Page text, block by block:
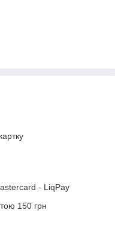
- LiqPay
150 грн